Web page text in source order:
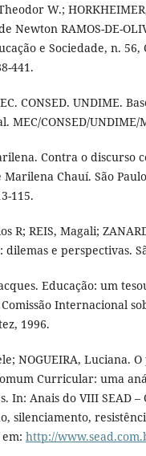
W.;
Newton RAMOS-DE-
e Sociedade, n. 56,
441.
CONSED. UNDIME.
MEC/CONSED/UNDIME/
Contra o discurso
Marilena Chauí. São
115.
R; REIS, Magali;
e perspectivas.
Educação: um
Internacional
1996.
NOGUEIRA, Luciana.
Curricular: uma
In: Anais do VIII SEAD
silenciamento,
http://